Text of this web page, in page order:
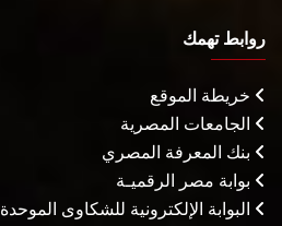
روابط تهمك
خريطة الموقع
الجامعات المصرية
بنك المعرفة المصري
بوابة مصر الرقميـة
البوابة الإلكترونية للشكاوى الموحدة